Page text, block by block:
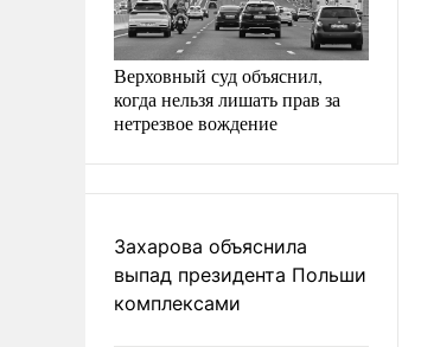
Верховный суд объяснил,
когда нельзя лишать прав за
нетрезвое вождение
Захарова объяснила
выпад президента Польши
комплексами